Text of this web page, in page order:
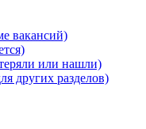
вакансий)
или нашли)
других разделов)